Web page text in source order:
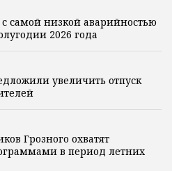
самой низкой аварийностью
2026 года
увеличить отпуск
Грозного охватят
в период летних